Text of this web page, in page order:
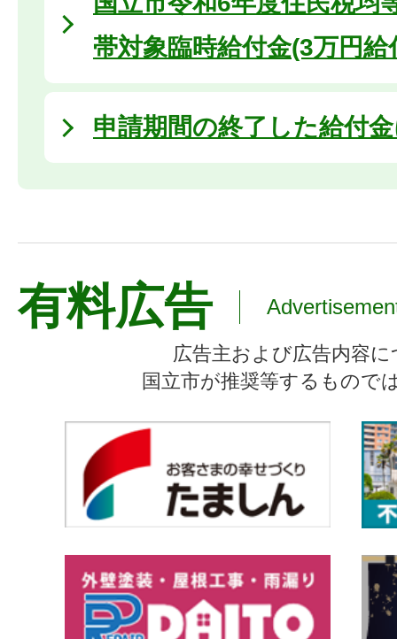
帯対象臨時給付金(3万円給
申請期間の終了した給付
有料広告
広告主および広告内容
国立市が推奨等するもので